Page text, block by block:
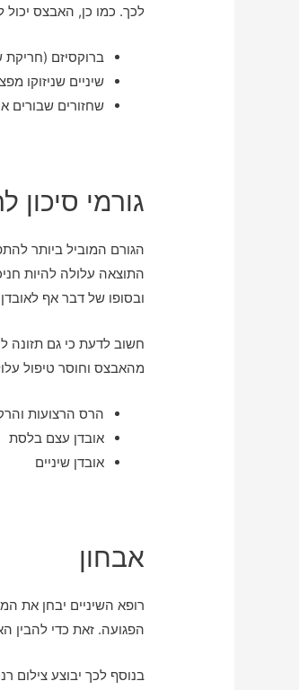
לכך. כמו כן, האבצס
ברוקסיזם (חריקת
שיניים שניזוקו
שחזורים שבורים
גורמי
הגורם המוביל ביותר
התוצאה עלולה להיות
ובסופו של דבר אף
חשוב לדעת כי גם תזונה
מהאבצס וחוסר טיפול
הרס הרצועות
אובדן עצם בלסת
אובדן שיניים
אבחון
רופא השיניים יבחן את
הפגועה. זאת כדי להבין
בנוסף לכך יבוצע